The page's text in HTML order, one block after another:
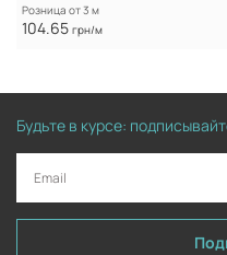
Розница от 3 м
104.65 грн/м
Будьте в курсе: